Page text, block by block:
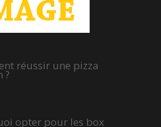
réussir une pizza
?
opter pour les box